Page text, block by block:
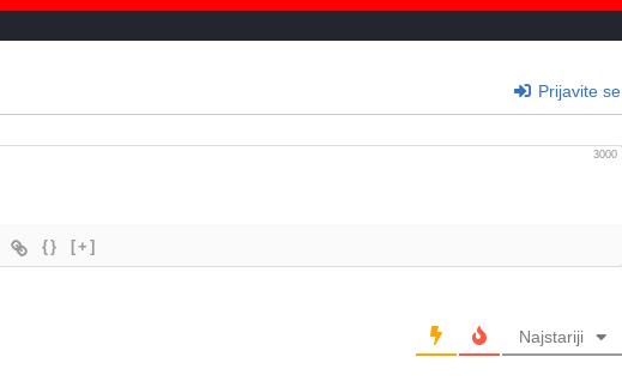
Prijavite se
3000
{} [+]
Najstariji